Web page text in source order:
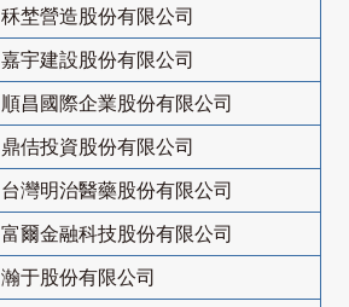
秝埜營造股份有限公司
嘉宇建設股份有限公司
順昌國際企業股份有限公司
鼎佶投資股份有限公司
台灣明治醫藥股份有限公司
富爾金融科技股份有限公司
瀚于股份有限公司